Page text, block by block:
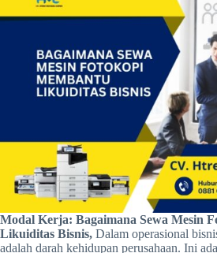
Modal Kerja: Bagaimana Sewa Mesin
Likuiditas Bisnis, Dalam operasional
adalah darah kehidupan perusahaan. Ini